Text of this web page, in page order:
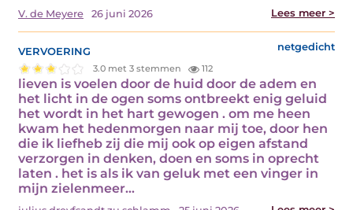
V. de Meyere 26 juni 2026 Lees meer >
vervoering netgedicht
3.0 met 3 stemmen 112
lieven is voelen door de huid door de adem en
het licht in de ogen soms ontbreekt enig geluid
het wordt in het hart gewogen . om me heen
kwam het hedenmorgen naar mij toe, door hen
die ik liefheb zij die mij ook op eigen afstand
verzorgen in denken, doen en soms in oprecht
laten . het is als ik van geluk met een vinger in
mijn zielenmeer…